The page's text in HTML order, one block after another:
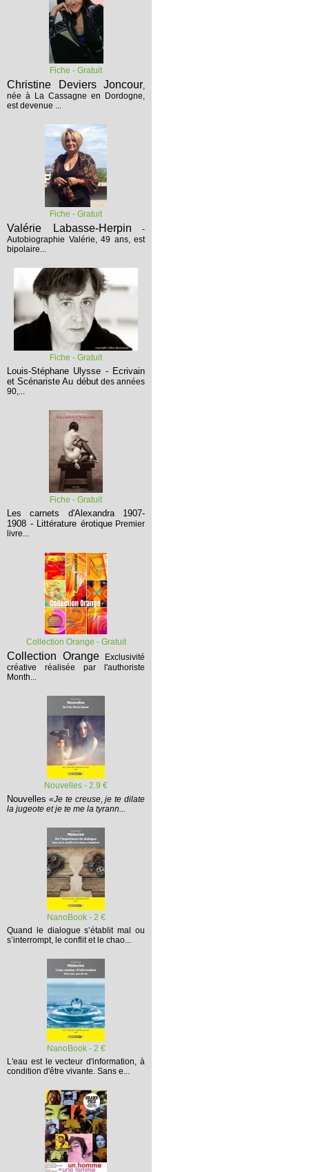
Fiche - Gratuit
Christine Deviers Joncour,
née à La Cassagne en Dordogne,
est devenue ...
Fiche - Gratuit
Valérie Labasse-Herpin -
Autobiographie Valérie, 49 ans, est
bipolaire...
Fiche - Gratuit
Louis-Stéphane Ulysse - Ecrivain
et Scénariste Au débutdes années
90,...
Fiche - Gratuit
Les carnets d'Alexandra 1907-
1908 - Littérature érotique Premier
livre...
Collection Orange - Gratuit
Collection Orange
Exclusivité
créative réalisée par l'authoriste
Month...
Nouvelles - 2.9 €
Nouvelles «Je te creuse, je te dilate
la jugeote et je te me la tyrann...
NanoBook - 2 €
Quand le dialogue s’établit mal ou
s’interrompt, le conflit et le chao...
NanoBook - 2 €
L'eau est le vecteur d'information, à
condition d'être vivante. Sans e...